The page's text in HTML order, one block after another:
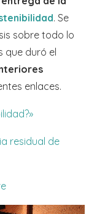
. Se
sobre todo lo
que duró el
enlaces.
residual de